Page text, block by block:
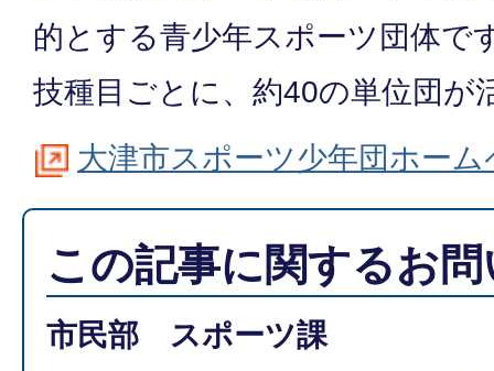
的とする青少年スポーツ団体で
技種目ごとに、約40の単位団が
大津市スポーツ少年団ホーム
この記事に関するお
市民部 スポーツ課